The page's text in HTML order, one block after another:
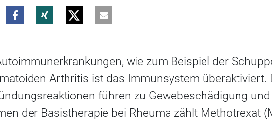
wie zum Beispiel der
Arthritis ist das Immunsystem überaktiviert.
führen zu Gewebeschädigung
der Basistherapie bei Rheuma zählt Methotrexat